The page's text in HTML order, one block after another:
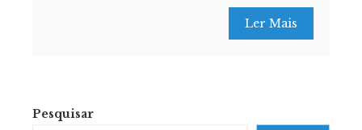
Ler Mais
Pesquisar